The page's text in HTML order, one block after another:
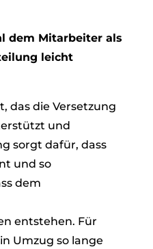
dem Mitarbeiter als
leicht
das die Versetzung
und
sorgt dafür, dass
und so
dem
entstehen. Für
Umzug so lange